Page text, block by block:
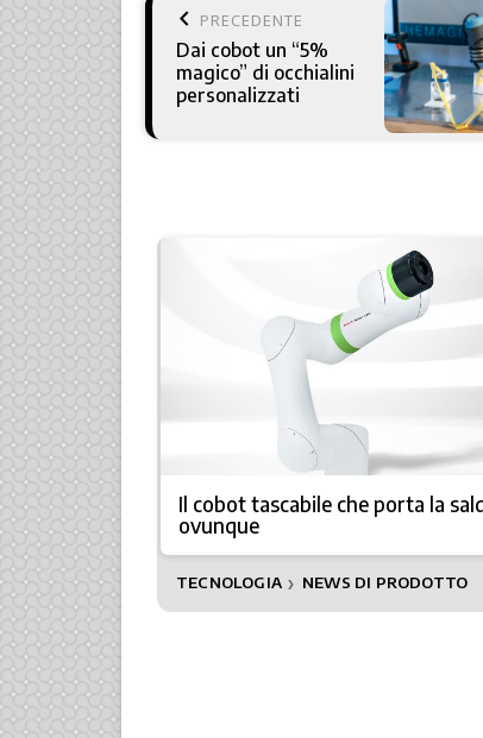
keyboard_arrow_left PRECEDENTE
Dai cobot un “5%
magico” di occhialini
personalizzati
per
Il cobot tascabile che porta la
ovunque
TECNOLOGIA ❯ NEWS DI PRODOTTO